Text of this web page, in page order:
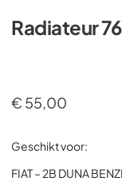
Radiateur
€ 55,00
Geschikt voor:
FIAT – 2B DUNA